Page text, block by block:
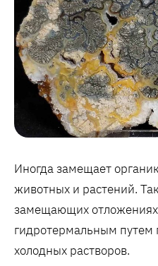
Иногда замещает
животных и растений.
замещающих
гидротермальным путем
холодных растворов.